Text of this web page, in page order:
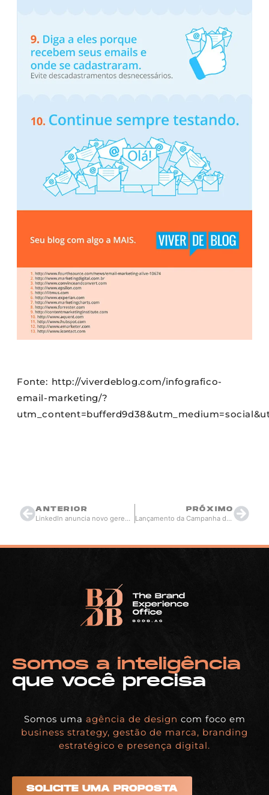
Fonte: http://viverdeblog.com/infografico-
email-marketing/?
ANTERIOR
LinkedIn anuncia novo gerenciador de campanhas
PRÓXIMO
Lançamento da Campanha de Matrículas 2016 Rockfeller Language Center
Somos a inteligência
que você precisa
Somos uma agência de design com foco em
business strategy, gestão de marca, branding
estratégico e presença digital.
SOLICITE UMA PROPOSTA